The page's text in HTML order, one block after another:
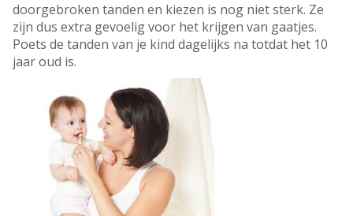
doorgebroken tanden en kiezen is nog niet sterk. Ze
zijn dus extra gevoelig voor het krijgen van gaatjes.
Poets de tanden van je kind dagelijks na totdat het 10
jaar oud is.